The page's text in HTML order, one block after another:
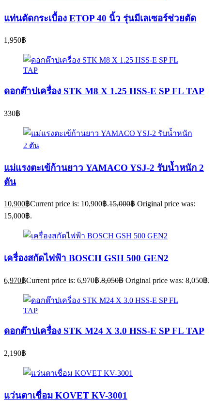
แท่นตัดกระเบื้อง ETOP 40 นิ้ว รุ่นมีเลเซอร์ช่วยตัด
1,950฿
ดอกต๊าปเครื่อง STK M8 X 1.25 HSS-E SP FL TAP
330฿
แม่แรงตะเข้ก้านยาว YAMACO YSJ-2 รับน้ำหนัก 2
ตัน
10,900฿Current price is: 10,900฿.15,000฿ Original price was:
15,000฿.
เครื่องสกัดไฟฟ้า BOSCH GSH 500 GEN2
6,970฿Current price is: 6,970฿.8,050฿ Original price was: 8,050฿.
ดอกต๊าปเครื่อง STK M24 X 3.0 HSS-E SP FL TAP
2,190฿
แว่นตาเชื่อม KOVET KV-3001